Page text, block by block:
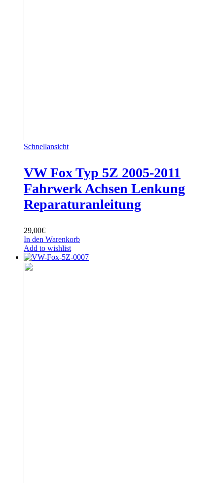
Schnellansicht
VW Fox Typ 5Z 2005-2011
Fahrwerk Achsen Lenkung
Reparaturanleitung
29,00€
In den Warenkorb
Add to wishlist